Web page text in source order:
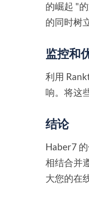
的崛起 "
的同时树
监控和
利用
响。将这
结论
Haber7
相结合并
大您的在